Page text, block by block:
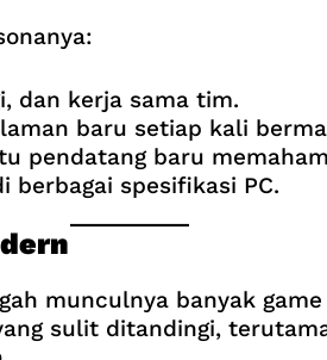
dan kerja sama tim.
baru setiap kali
pendatang baru
spesifikasi PC.
munculnya banyak
sulit ditandingi,